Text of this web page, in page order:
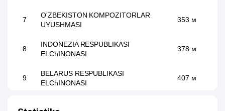
7
O'ZBEKISTON KOMPOZITORLAR
UYUSHMASI
353 м
8
INDONEZIA RESPUBLIKASI
ELChINONASI
378 м
9
BELARUS RESPUBLIKASI
ELChINONASI
407 м